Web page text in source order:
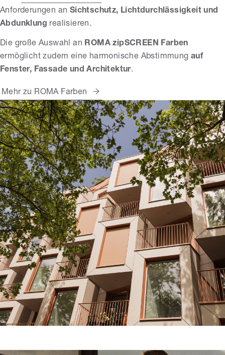
Anforderungen an Sichtschutz, Lichtdurchlässigkeit und
Abdunklung realisieren.
Die große Auswahl an ROMA zipSCREEN Farben
ermöglicht zudem eine harmonische Abstimmung auf
Fenster, Fassade und Architektur.
Mehr zu ROMA Farben